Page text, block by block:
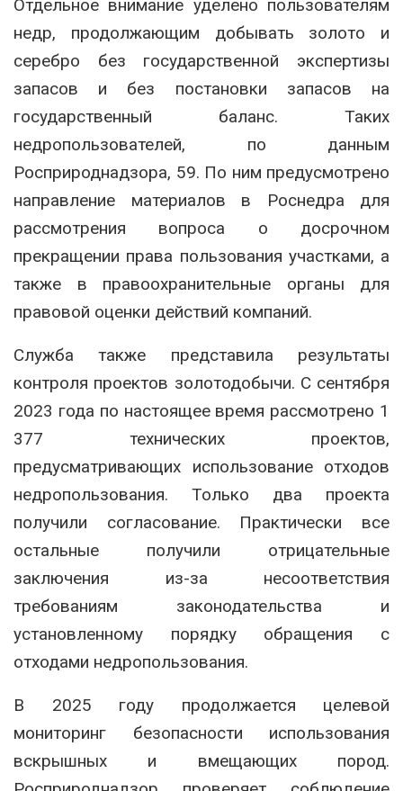
Отдельное внимание уделено пользователям
недр, продолжающим добывать золото и
серебро без государственной экспертизы
запасов и без постановки запасов на
государственный баланс. Таких
недропользователей, по данным
Росприроднадзора, 59. По ним предусмотрено
направление материалов в Роснедра для
рассмотрения вопроса о досрочном
прекращении права пользования участками, а
также в правоохранительные органы для
правовой оценки действий компаний.
Служба также представила результаты
контроля проектов золотодобычи. С сентября
2023 года по настоящее время рассмотрено 1
377 технических проектов,
предусматривающих использование отходов
недропользования. Только два проекта
получили согласование. Практически все
остальные получили отрицательные
заключения из-за несоответствия
требованиям законодательства и
установленному порядку обращения с
отходами недропользования.
В 2025 году продолжается целевой
мониторинг безопасности использования
вскрышных и вмещающих пород.